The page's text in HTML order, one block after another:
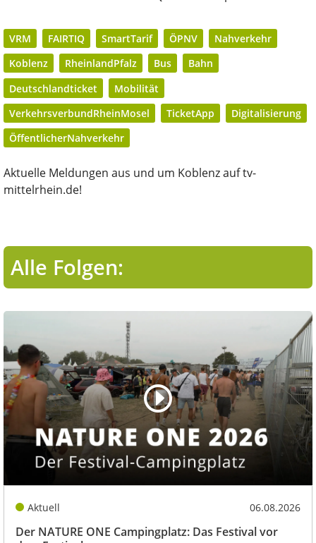
VRM FAIRTIQ SmartTarif ÖPNV
Nahverkehr
Koblenz
RheinlandPfalz Bus
Bahn
Deutschlandticket
Mobilität
VerkehrsverbundRheinMosel
TicketApp
Digitalisierung
ÖffentlicherNahverkehr
Aktuelle Meldungen aus und um Koblenz auf tv-
mittelrhein.de!
Alle Folgen:
Aktuell 06.08.2026
Der NATURE ONE Campingplatz: Das Festival vor